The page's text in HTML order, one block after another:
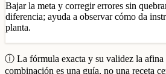
Bajar la meta y corregir errores sin
diferencia; ayuda a observar cómo da
planta.
ⓘ La fórmula exacta y su validez la
combinación es una guía, no una receta